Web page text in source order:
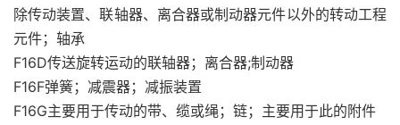
除传动装置、联轴器、离合器或制动器元件以外的转动工程
元件；轴承
F16D传送旋转运动的联轴器；离合器;制动器
F16F弹簧；减震器；减振装置
F16G主要用于传动的带、缆或绳；链；主要用于此的附件